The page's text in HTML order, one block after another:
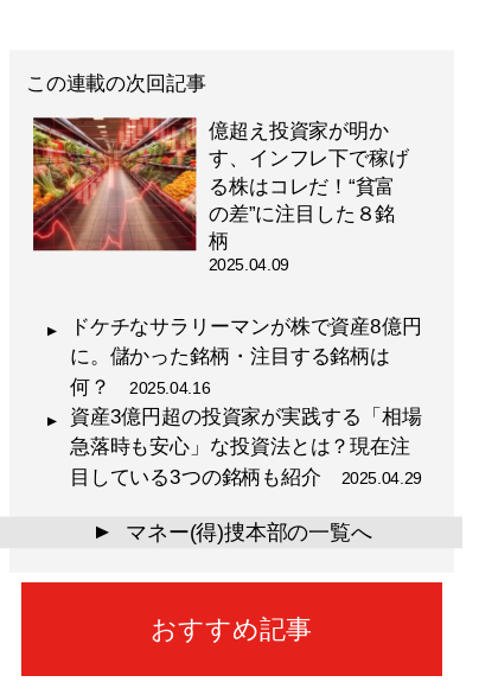
この連載の次回記事
億超え投資家が明か
す、インフレ下で稼げ
る株はコレだ！“貧富
の差”に注目した８銘
柄
2025.04.09
ドケチなサラリーマンが株で資産8億円
に。儲かった銘柄・注目する銘柄は
何？ 2025.04.16
資産3億円超の投資家が実践する「相場
急落時も安心」な投資法とは？現在注
目している3つの銘柄も紹介
2025.04.29
▲ マネー(得)捜本部の一覧へ
おすすめ記事